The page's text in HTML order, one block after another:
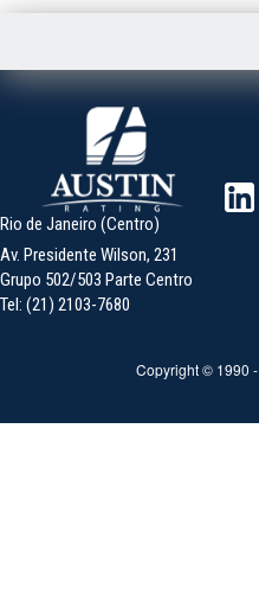
Rio de Janeiro (Centro)
Av. Presidente Wilson, 231
Grupo 502/503 Parte Centro
Tel: (21) 2103-7680
Copyright © 1990 -